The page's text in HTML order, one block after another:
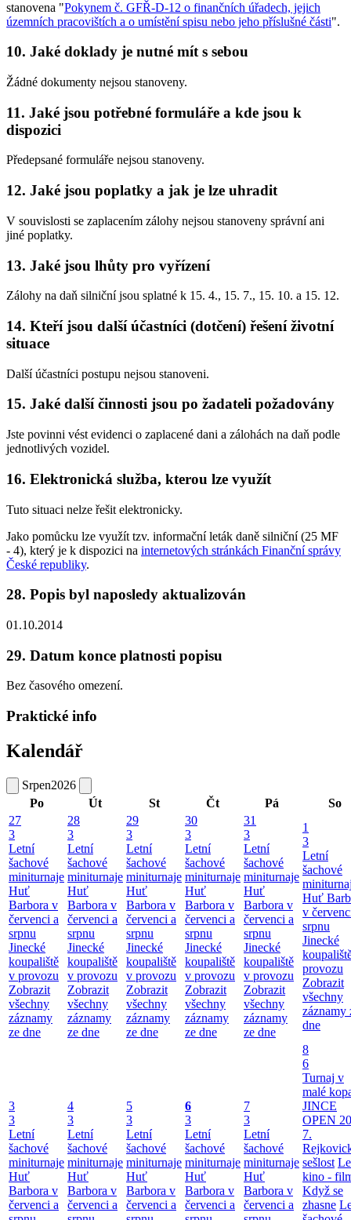
stanovena "Pokynem č. GFŘ-D-12 o finančních úřadech, jejich
územních pracovištích a o umístění spisu nebo jeho příslušné části".
10. Jaké doklady je nutné mít s sebou
Žádné dokumenty nejsou stanoveny.
11. Jaké jsou potřebné formuláře a kde jsou k
dispozici
Předepsané formuláře nejsou stanoveny.
12. Jaké jsou poplatky a jak je lze uhradit
V souvislosti se zaplacením zálohy nejsou stanoveny správní ani
jiné poplatky.
13. Jaké jsou lhůty pro vyřízení
Zálohy na daň silniční jsou splatné k 15. 4., 15. 7., 15. 10. a 15. 12.
14. Kteří jsou další účastníci (dotčení) řešení životní
situace
Další účastníci postupu nejsou stanoveni.
15. Jaké další činnosti jsou po žadateli požadovány
Jste povinni vést evidenci o zaplacené dani a zálohách na daň podle
jednotlivých vozidel.
16. Elektronická služba, kterou lze využít
Tuto situaci nelze řešit elektronicky.
Jako pomůcku lze využít tzv. informační leták daně silniční (25 MF
- 4), který je k dispozici na internetových stránkách Finanční správy
České republiky.
28. Popis byl naposledy aktualizován
01.10.2014
29. Datum konce platnosti popisu
Bez časového omezení.
Praktické info
Kalendář
Srpen2026
Po
Út St Čt Pá
So
27
3
Letní
šachové
miniturnaje
Huť
Barbora v
červenci a
srpnu
Jinecké
koupaliště
v provozu
Zobrazit
všechny
záznamy
ze dne
28
3
Letní
šachové
miniturnaje
Huť
Barbora v
červenci a
srpnu
Jinecké
koupaliště
v provozu
Zobrazit
všechny
záznamy
ze dne
29
3
Letní
šachové
miniturnaje
Huť
Barbora v
červenci a
srpnu
Jinecké
koupaliště
v provozu
Zobrazit
všechny
záznamy
ze dne
30
3
Letní
šachové
miniturnaje
Huť
Barbora v
červenci a
srpnu
Jinecké
koupaliště
v provozu
Zobrazit
všechny
záznamy
ze dne
31
3
Letní
šachové
miniturnaje
Huť
Barbora v
červenci a
srpnu
Jinecké
koupaliště
v provozu
Zobrazit
všechny
záznamy
ze dne
1
3
Letní
šachové
Huť
v
srpnu
Jinecké
provozu
Zobrazit
všechny
záznamy
dne
3
3
Letní
šachové
miniturnaje
Huť
Barbora v
červenci a
4
3
Letní
šachové
miniturnaje
Huť
Barbora v
červenci a
5
3
Letní
šachové
miniturnaje
Huť
Barbora v
červenci a
6
3
Letní
šachové
miniturnaje
Huť
Barbora v
červenci a
7
3
Letní
šachové
miniturnaje
Huť
Barbora v
červenci a
8
6
Turnaj v
malé
JINCE
OPEN
7.
sešlost
kino -
Když se
zhasne